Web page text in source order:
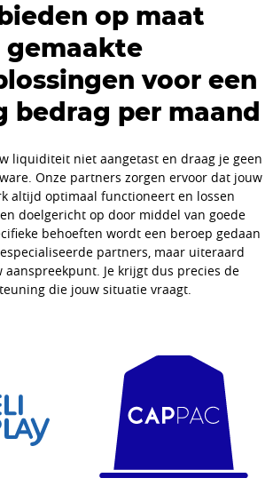
op maat
gemaakte
voor een
bedrag per maand
liquiditeit niet aangetast en draag je geen
Onze partners zorgen ervoor dat jouw
altijd optimaal functioneert en lossen
doelgericht op door middel van goede
behoeften wordt een beroep gedaan
partners, maar uiteraard
Je krijgt dus precies de
die jouw situatie vraagt.